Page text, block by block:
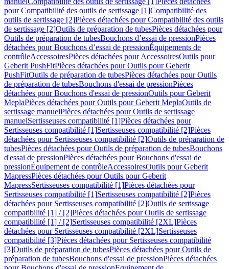
pour Compatibilité des outils de sertissage [1]Compatibilité des
outils de sertissage [2]Pièces détachées pour Compatibilité des outils
de sertissage [2]Outils de préparation de tubesPièces détachées pour
Outils de préparation de tubesBouchons d’essai de pressionPièces
détachées pour Bouchons d’essai de pressionÉquipements de
contrôleAccessoiresPièces détachées pour AccessoiresOutils pour
Geberit PushFitPièces détachées pour Outils pour Geberit
PushFitOutils de préparation de tubesPièces détachées pour Outils
de préparation de tubesBouchons d'essai de pressionPièces
détachées pour Bouchons d'essai de pressionOutils pour Geberit
MeplaPièces détachées pour Outils pour Geberit MeplaOutils de
sertissage manuelPièces détachées pour Outils de sertissage
manuelSertisseuses compatibilité [1]Pièces détachées pour
Sertisseuses compatibilité [1]Sertisseuses compatibilité [2]Pièces
détachées pour Sertisseuses compatibilité [2]Outils de préparation de
tubesPièces détachées pour Outils de préparation de tubesBouchons
d'essai de pressionPièces détachées pour Bouchons d'essai de
pressionÉquipement de contrôleAccessoiresOutils pour Geberit
MapressPièces détachées pour Outils pour Geberit
MapressSertisseuses compatibilité [1]Pièces détachées pour
Sertisseuses compatibilité [1]Sertisseuses compatibilité [2]Pièces
détachées pour Sertisseuses compatibilité [2]Outils de sertissage
compatibilité [1] / [2]Pièces détachées pour Outils de sertissage
compatibilité [1] / [2]Sertisseuses compatibilité [2XL]Pièces
détachées pour Sertisseuses compatibilité [2XL]Sertisseuses
compatibilité [3]Pièces détachées pour Sertisseuses compatibilité
[3]Outils de préparation de tubesPièces détachées pour Outils de
préparation de tubesBouchons d'essai de pressionPièces détachées